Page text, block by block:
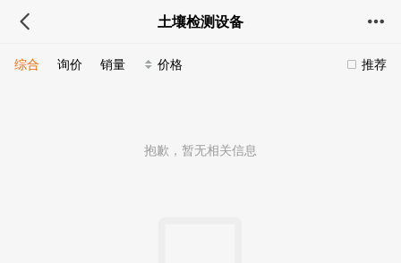
土壤检测设备
推荐
综合 询价 销量 价格
抱歉，暂无相关信息